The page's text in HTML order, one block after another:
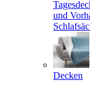
und
Decken